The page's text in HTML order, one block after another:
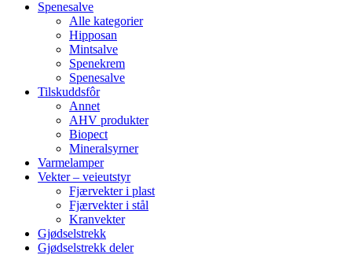
Spenesalve
Alle kategorier
Hipposan
Mintsalve
Spenekrem
Spenesalve
Tilskuddsfôr
Annet
AHV produkter
Biopect
Mineralsyrner
Varmelamper
Vekter – veieutstyr
Fjærvekter i plast
Fjærvekter i stål
Kranvekter
Gjødselstrekk
Gjødselstrekk deler